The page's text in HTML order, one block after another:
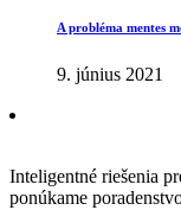
A probléma mentes
9. június 2021
Inteligentné riešenia
ponúkame